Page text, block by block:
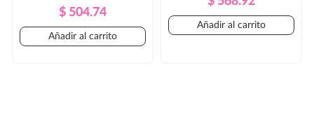
Precio
Regular
Precio
$ 504.74
Añadir al carrito
Regular
Añadir al carrito